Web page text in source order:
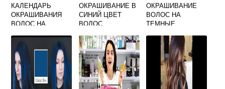
КАЛЕНДАРЬ
ОКРАШИВАНИЯ
ВОЛОС НА
ОКРАШИВАНИЕ В
СИНИЙ ЦВЕТ
ВОЛОС
ОКРАШИВАНИЕ
ВОЛОС НА
ТЕМНЫЕ